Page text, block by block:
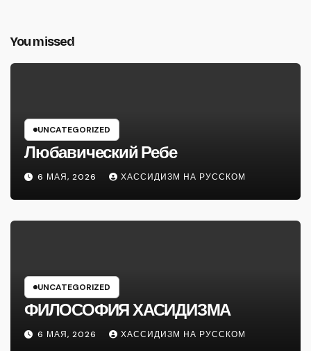
You missed
UNCATEGORIZED
Любавический Ребе
6 МАЯ, 2026 ХАССИДИЗМ НА РУССКОМ
UNCATEGORIZED
ФИЛОСОФИЯ ХАСИДИЗМА
6 МАЯ, 2026 ХАССИДИЗМ НА РУССКОМ